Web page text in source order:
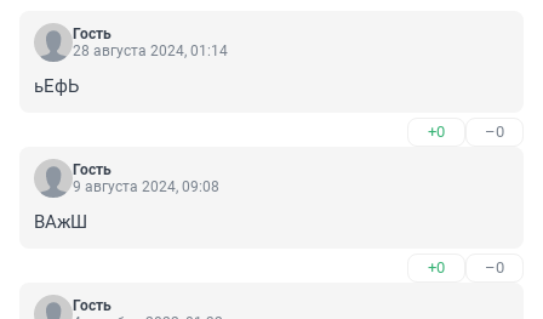
Гость
28 августа 2024, 01:14
ьЕфЬ
+0 –0
Гость
9 августа 2024, 09:08
ВАжШ
+0 –0
Гость